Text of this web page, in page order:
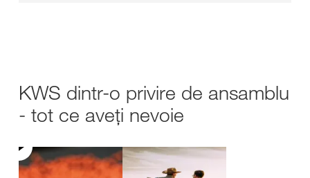
KWS dintr-o privire de ansamblu
- tot ce aveți nevoie